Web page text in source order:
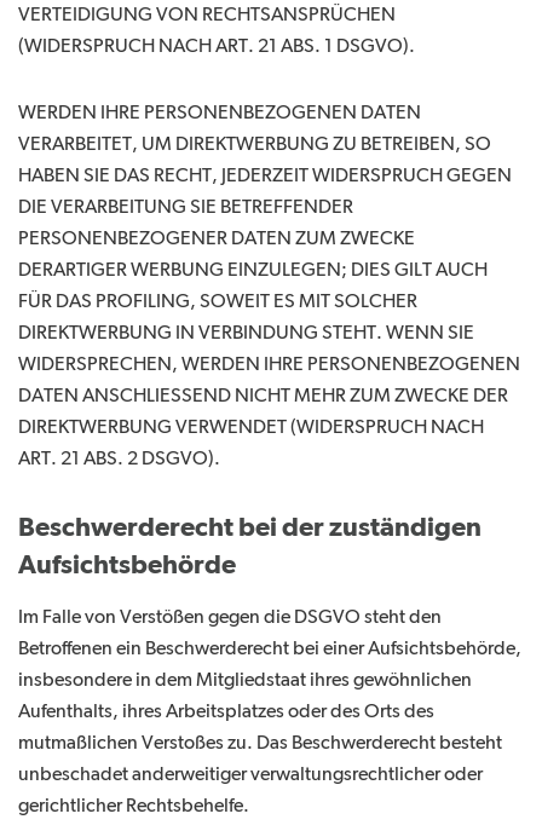
VERTEIDIGUNG VON RECHTSANSPRÜCHEN
(WIDERSPRUCH NACH ART. 21 ABS. 1 DSGVO).
WERDEN IHRE PERSONENBEZOGENEN DATEN
VERARBEITET, UM DIREKTWERBUNG ZU BETREIBEN, SO
HABEN SIE DAS RECHT, JEDERZEIT WIDERSPRUCH GEGEN
DIE VERARBEITUNG SIE BETREFFENDER
PERSONENBEZOGENER DATEN ZUM ZWECKE
DERARTIGER WERBUNG EINZULEGEN; DIES GILT AUCH
FÜR DAS PROFILING, SOWEIT ES MIT SOLCHER
DIREKTWERBUNG IN VERBINDUNG STEHT. WENN SIE
WIDERSPRECHEN, WERDEN IHRE PERSONENBEZOGENEN
DATEN ANSCHLIESSEND NICHT MEHR ZUM ZWECKE DER
DIREKTWERBUNG VERWENDET (WIDERSPRUCH NACH
ART. 21 ABS. 2 DSGVO).
Beschwerderecht bei der zuständigen
Aufsichtsbehörde
Im Falle von Verstößen gegen die DSGVO steht den
Betroffenen ein Beschwerderecht bei einer Aufsichtsbehörde,
insbesondere in dem Mitgliedstaat ihres gewöhnlichen
Aufenthalts, ihres Arbeitsplatzes oder des Orts des
mutmaßlichen Verstoßes zu. Das Beschwerderecht besteht
unbeschadet anderweitiger verwaltungsrechtlicher oder
gerichtlicher Rechtsbehelfe.